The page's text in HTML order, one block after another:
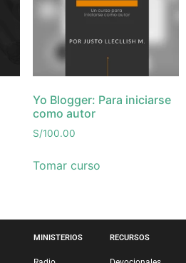
Yo Blogger: Para iniciarse
como autor
S/100.00
Tomar curso
MINISTERIOS RECURSOS